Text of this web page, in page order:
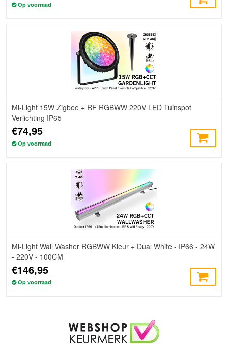
Op voorraad
Mi-Light 15W Zigbee + RF RGBWW 220V LED Tuinspot
Verlichting IP65
€74,95
Op voorraad
Mi-Light Wall Washer RGBWW Kleur + Dual White - IP66 - 24W
- 220V - 100CM
€146,95
Op voorraad